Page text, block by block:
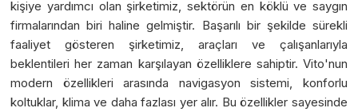
kişiye yardımcı olan şirketimiz, sektörün en köklü ve saygın
firmalarından biri haline gelmiştir. Başarılı bir şekilde sürekli
faaliyet gösteren şirketimiz, araçları ve çalışanlarıyla
beklentileri her zaman karşılayan özelliklere sahiptir. Vito'nun
modern özellikleri arasında navigasyon sistemi, konforlu
koltuklar, klima ve daha fazlası yer alır. Bu özellikler sayesinde